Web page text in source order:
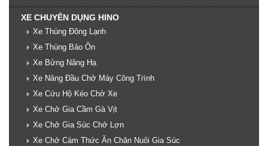
XE CHUYÊN DỤNG HINO
Xe Thùng Đông Lạnh
Xe Thùng Bảo Ôn
Xe Bửng Nâng Hạ
Xe Nâng Đầu Chở Máy Công Trình
Xe Cứu Hộ Kéo Chở Xe
Xe Chở Gia Cầm Gà Vịt
Xe Chở Gia Súc Chở Lợn
Xe Chở Cám Thức Ăn Chăn Nuôi Gia Súc